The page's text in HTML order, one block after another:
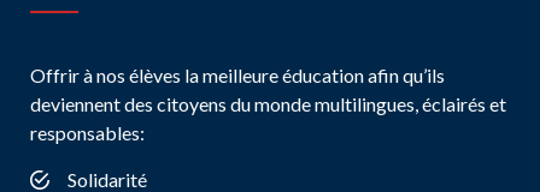
Offrir à nos élèves la meilleure éducation afin qu’ils
deviennent des citoyens du monde multilingues, éclairés et
responsables:
Solidarité